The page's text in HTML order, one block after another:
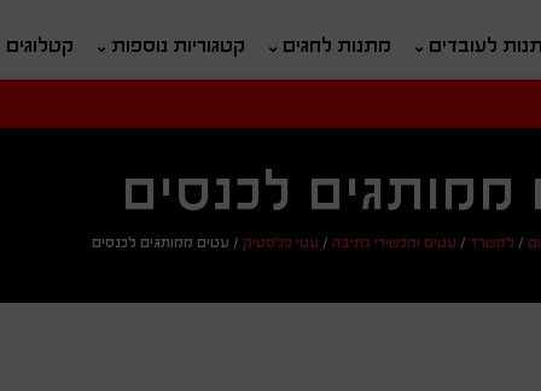
לעובדים מתנות לחגים קטגוריות נוספות קטלוגים
ממותגים לכנסים
/ למשרד / עטים ומכשירי כתיבה / עטי פלסטיק / עטים ממותגים לכנסים